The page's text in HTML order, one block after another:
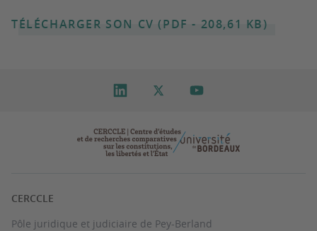
TÉLÉCHARGER SON CV (PDF - 208,61 KB)
CERCCLE
Pôle juridique et judiciaire de Pey-Berland